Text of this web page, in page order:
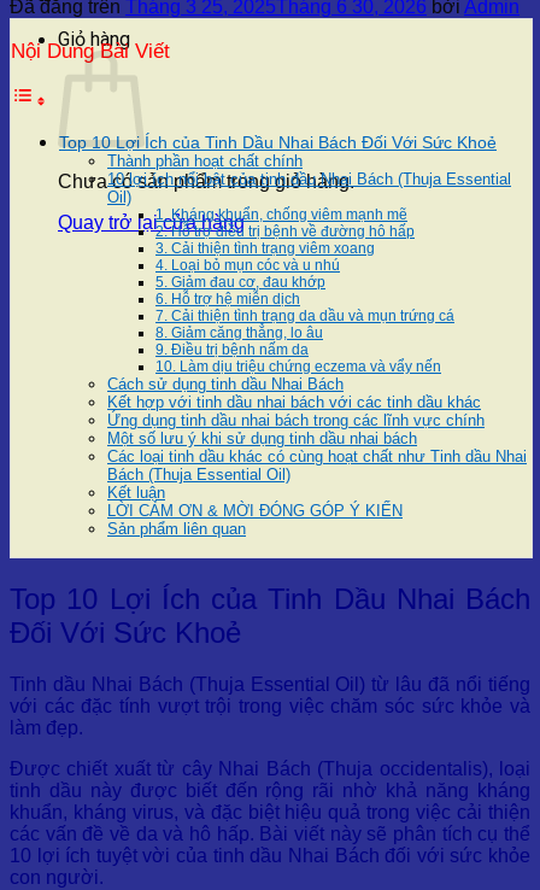
Giỏ hàng
Chưa có sản phẩm trong giỏ hàng.
Quay trở lại cửa hàng
Đã đăng trên Tháng 3 25, 2025Tháng 6 30, 2026 bởi Admin
Nội Dung Bài Viết
Top 10 Lợi Ích của Tinh Dầu Nhai Bách Đối Với Sức Khoẻ
Thành phần hoạt chất chính
10 lợi ích nổi bật của tinh dầu Nhai Bách (Thuja Essential
Oil)
1. Kháng khuẩn, chống viêm mạnh mẽ
2. Hỗ trợ điều trị bệnh về đường hô hấp
3. Cải thiện tình trạng viêm xoang
4. Loại bỏ mụn cóc và u nhú
5. Giảm đau cơ, đau khớp
6. Hỗ trợ hệ miễn dịch
7. Cải thiện tình trạng da dầu và mụn trứng cá
8. Giảm căng thẳng, lo âu
9. Điều trị bệnh nấm da
10. Làm dịu triệu chứng eczema và vẩy nến
Cách sử dụng tinh dầu Nhai Bách
Kết hợp với tinh dầu nhai bách với các tinh dầu khác
Ứng dụng tinh dầu nhai bách trong các lĩnh vực chính
Một số lưu ý khi sử dụng tinh dầu nhai bách
Các loại tinh dầu khác có cùng hoạt chất như Tinh dầu Nhai
Bách (Thuja Essential Oil)
Kết luận
LỜI CẢM ƠN & MỜI ĐÓNG GÓP Ý KIẾN
Sản phẩm liên quan
Top 10 Lợi Ích của Tinh Dầu Nhai Bách
Đối Với Sức Khoẻ
Tinh dầu Nhai Bách (Thuja Essential Oil) từ lâu đã nổi tiếng
với các đặc tính vượt trội trong việc chăm sóc sức khỏe và
làm đẹp.
Được chiết xuất từ cây Nhai Bách (Thuja occidentalis), loại
tinh dầu này được biết đến rộng rãi nhờ khả năng kháng
khuẩn, kháng virus, và đặc biệt hiệu quả trong việc cải thiện
các vấn đề về da và hô hấp. Bài viết này sẽ phân tích cụ thể
10 lợi ích tuyệt vời của tinh dầu Nhai Bách đối với sức khỏe
con người.